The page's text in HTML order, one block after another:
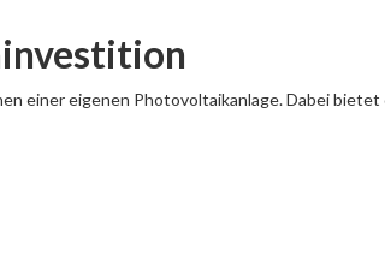
einer eigenen Photovoltaikanlage. Dabei